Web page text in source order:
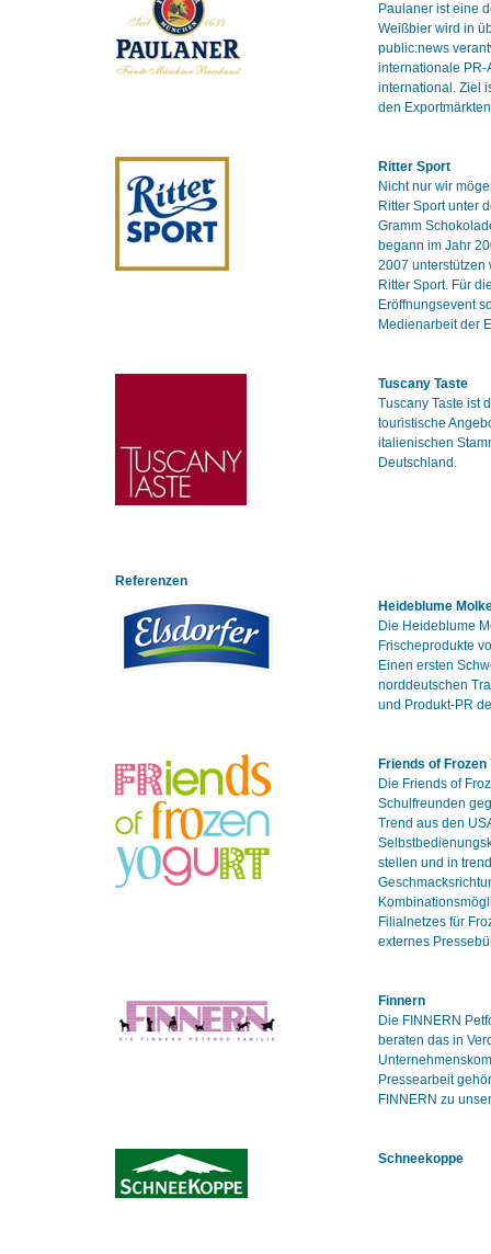
Paulaner ist eine
Weißbier wird in
public:news
internationale PR-
international. Ziel
den
Ritter Sport
Nicht nur wir
Ritter Sport unter
Gramm
begann im Jahr
2007 unterstützen
Ritter Sport. Für
Eröffnungsevent
Medienarbeit der
Tuscany Taste
Tuscany Taste ist
touristische
italienischen
Deutschland.
Referenzen
Heideblume
Die Heideblume
Frischeprodukte
Einen ersten
norddeutschen
und Produkt-PR
Friends of Frozen
Die Friends of
Schulfreunden
Trend aus den
stellen und in
Filialnetzes für
externes
Finnern
Die FINNERN
beraten das in
Pressearbeit
FINNERN zu
Schneekoppe